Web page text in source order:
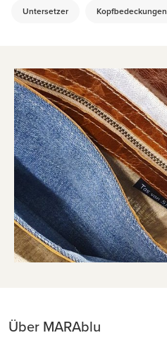
Untersetzer Kopfbedeckungen
Über MARAblu